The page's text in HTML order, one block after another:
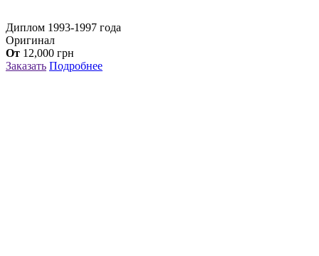
Диплом 1993-1997 года
Оригинал
От 12,000 грн
Заказать Подробнее